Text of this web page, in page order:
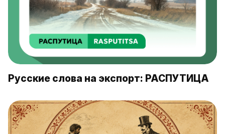
Русские слова на экспорт: РАСПУТИЦА